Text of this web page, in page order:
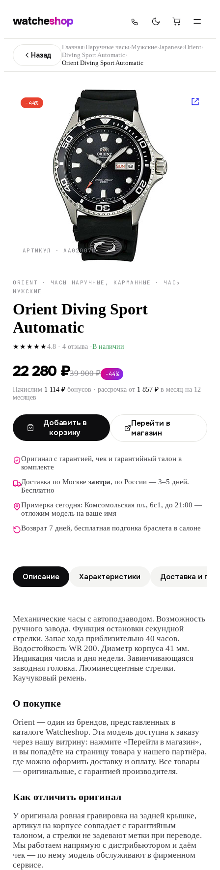
watcheshop
Назад
Главная›Наручные часы›Мужские›Japanese›Orient›
Diving Sport Automatic›
Orient Diving Sport Automatic
− 44%
АРТИКУЛ ·AA02007B
ORIENT · ЧАСЫ НАРУЧНЫЕ, КАРМАННЫЕ · ЧАСЫ
МУЖСКИЕ
Orient Diving Sport
Automatic
★★★★★4.8 · 4 отзыва ·В наличии
22 280 ₽39 900 ₽ −44%
Начислим 1 114 ₽ бонусов · рассрочка от 1 857 ₽ в месяц на 12
месяцев
Добавить в
корзину
Перейти в
магазин
Оригинал с гарантией, чек и гарантийный талон в
комплекте
Доставка по Москве завтра, по России — 3–5 дней.
Бесплатно
Примерка сегодня: Комсомольская пл., 6с1, до 21:00 —
отложим модель на ваше имя
Возврат 7 дней, бесплатная подгонка браслета в салоне
Описание Характеристики Доставка и
Механические часы с автоподзаводом. Возможность
ручного завода. Функция остановки секундной
стрелки. Запас хода приблизительно 40 часов.
Водостойкость WR 200. Диаметр корпуса 41 мм.
Индикация числа и дня недели. Завинчивающаяся
заводная головка. Люминесцентные стрелки.
Каучуковый ремень.
О покупке
Orient — один из брендов, представленных в
каталоге Watcheshop. Эта модель доступна к заказу
через нашу витрину: нажмите «Перейти в магазин»,
и вы попадёте на страницу товара у нашего партнёра,
где можно оформить доставку и оплату. Все товары
— оригинальные, с гарантией производителя.
Как отличить оригинал
У оригинала ровная гравировка на задней крышке,
артикул на корпусе совпадает с гарантийным
талоном, а стрелки не задевают метки при переводе.
Мы работаем напрямую с дистрибьютором и даём
чек — по нему модель обслуживают в фирменном
сервисе.